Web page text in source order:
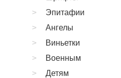
Эпитафии
Ангелы
Виньетки
Военным
Детям